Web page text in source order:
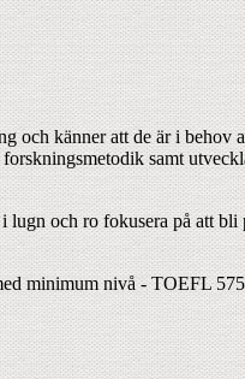
och känner att de är i
samt
och ro fokusera på att
minimum nivå - TOEFL